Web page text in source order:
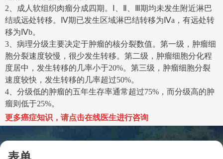
2、成人软组织肉瘤分成四期。Ⅰ、Ⅱ、Ⅲ期均未发生附近淋巴
结或远处转移。Ⅳ期已发生区域淋巴结转移为Ⅳa，有远处转
移为Ⅳb。
3、病理分级主要决定于肿瘤的核分裂数值。第一级，肿瘤细
胞分裂速度较慢，很少发生转移。第二级，肿瘤细胞分化程
度居中，发生转移的几率小于20%。第三级，肿瘤细胞分裂
速度较快，发生转移的几率超过50%。
4、分级低的肿瘤的五年生存率通常超过75%，而分级高的肿
瘤则低于25%。
更多癌症知识，请点击在线医生进行咨询